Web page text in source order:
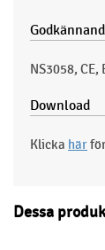
NS3058, CE,
Download
Klicka här
Dessa